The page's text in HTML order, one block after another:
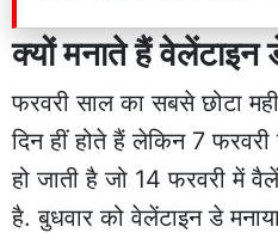
क्यों मनाते हैं वेलेंटाइन
फरवरी साल का सबसे छोटा
दिन हीं होते हैं लेकिन 7
हो जाती है जो 14 फरवरी में
है. बुधवार को वेलेंटाइन डे